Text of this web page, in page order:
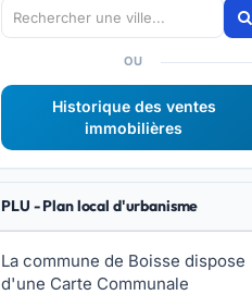
OU
Historique des ventes
immobilières
PLU - Plan local d'urbanisme
La commune de Boisse dispose
d'une Carte Communale